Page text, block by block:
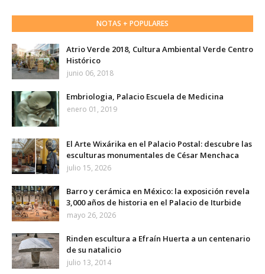
NOTAS + POPULARES
Atrio Verde 2018, Cultura Ambiental Verde Centro
Histórico
junio 06, 2018
Embriologia, Palacio Escuela de Medicina
enero 01, 2019
El Arte Wixárika en el Palacio Postal: descubre las
esculturas monumentales de César Menchaca
julio 15, 2026
Barro y cerámica en México: la exposición revela
3,000 años de historia en el Palacio de Iturbide
mayo 26, 2026
Rinden escultura a Efraín Huerta a un centenario
de su natalicio
julio 13, 2014